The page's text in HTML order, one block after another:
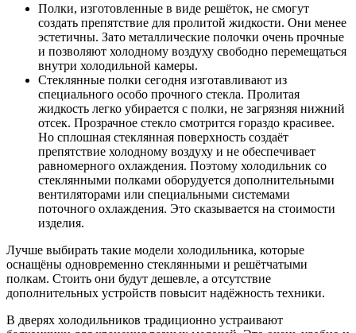
Полки, изготовленные в виде решёток, не смогут
создать препятствие для пролитой жидкости. Они менее
эстетичны. Зато металлические полочки очень прочные
и позволяют холодному воздуху свободно перемещаться
внутри холодильной камеры.
Стеклянные полки сегодня изготавливают из
специального особо прочного стекла. Пролитая
жидкость легко убирается с полки, не загрязняя нижний
отсек. Прозрачное стекло смотрится гораздо красивее.
Но сплошная стеклянная поверхность создаёт
препятствие холодному воздуху и не обеспечивает
равномерного охлаждения. Поэтому холодильник со
стеклянными полками оборудуется дополнительными
вентиляторами или специальными системами
поточного охлаждения. Это сказывается на стоимости
изделия.
Лучше выбирать такие модели холодильника, которые
оснащёны одновременно стеклянными и решётчатыми
полкам. Стоить они будут дешевле, а отсутствие
дополнительных устройств повысит надёжность техники.
В дверях холодильников традиционно устраивают